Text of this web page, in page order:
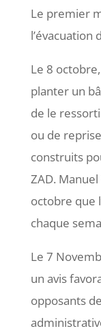
Le premier
l’évacuation
Le 8
planter un
de le
ou de
construits
ZAD.
octobre que
chaque
Le 7
un avis
opposants